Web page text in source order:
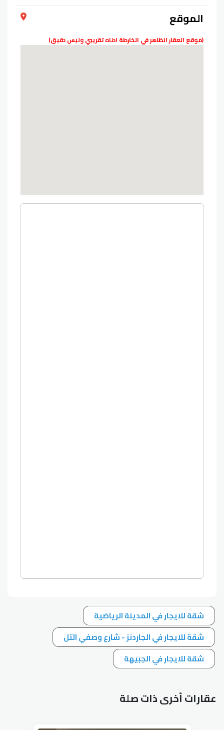
الموقع
(موقع العقار الظاهر في الخارطة ادناه تقريبي وليس دقيق)
شقة للايجار في المدينة الرياضية
شقة للايجار في الجاردنز - شارع وصفي التل
شقة للايجار في الجبيهة
عقارات أخرى ذات صلة